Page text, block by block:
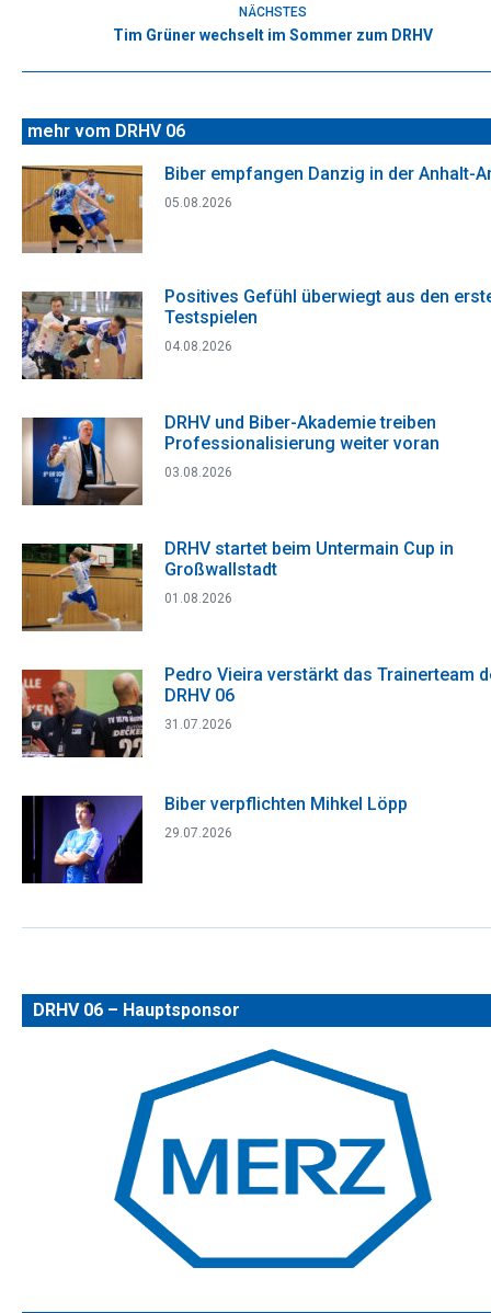
NÄCHSTES
Nächster
Tim Grüner wechselt im Sommer zum DRHV
mehr vom DRHV 06
Biber empfangen Danzig in der Anhalt-
05.08.2026
Positives Gefühl überwiegt aus den
Testspielen
04.08.2026
DRHV und Biber-Akademie treiben
Professionalisierung weiter voran
03.08.2026
DRHV startet beim Untermain Cup in
Großwallstadt
01.08.2026
Pedro Vieira verstärkt das Trainerteam
DRHV 06
31.07.2026
Biber verpflichten Mihkel Löpp
29.07.2026
DRHV 06 – Hauptsponsor